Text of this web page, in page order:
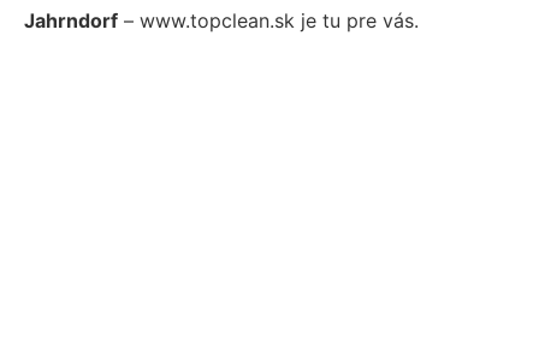
Jahrndorf – www.topclean.sk je tu pre vás.